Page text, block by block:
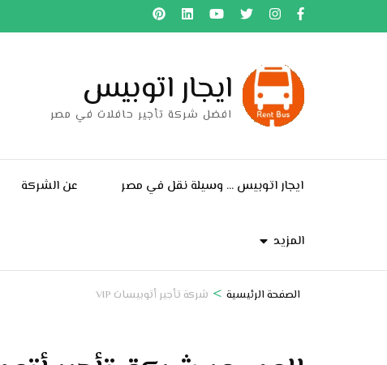
إلى
ايجار اتوبيس
افضل شركة تأجير حافلات في مصر
ايجار اتوبيس … وسيلة نقل في مصر عن الشركة
المزيد
الصفحة الرئيسية > شركة تأجير أتوبيسات VIP